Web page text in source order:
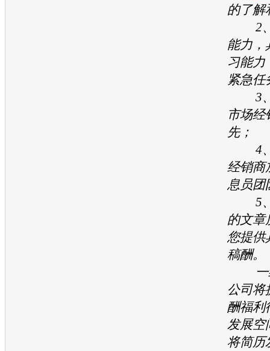
的了解
2、
能力，
习能力
紧急任
3、
市场经
先；
4、
经销商
息员团
5、
的文章
您提供
稿酬。
一经
公司将
酬福利
发展空
将简历